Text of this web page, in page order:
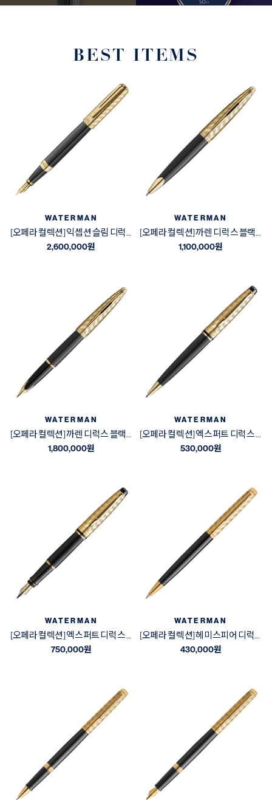
BEST ITEMS
WATERMAN
[오페라 컬렉션] 익셉션 슬림 디럭스 블랙&골드 GT 만년필
2,600,000원
WATERMAN
[오페라 컬렉션] 까렌 디럭스 블랙&골드 GT 볼펜
1,100,000원
WATERMAN
[오페라 컬렉션] 까렌 디럭스 블랙&골드 GT 만년필
1,800,000원
WATERMAN
[오페라 컬렉션] 엑스퍼트 디럭스 블랙&골드 GT 볼펜
530,000원
WATERMAN
[오페라 컬렉션] 엑스퍼트 디럭스 블랙&골드 GT 만년필
750,000원
WATERMAN
[오페라 컬렉션] 헤미스피어 디럭스 블랙&골드 GT 볼펜
430,000원